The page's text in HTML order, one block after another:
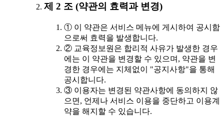
제 2 조 (약관의 효력과 변경)
① 이 약관은 서비스 메뉴에 게시하여 공시함
으로써 효력을 발생합니다.
② 교육정보원은 합리적 사유가 발생한 경우
에는 이 약관을 변경할 수 있으며, 약관을 변
경한 경우에는 지체없이 "공지사항"을 통해
공시합니다.
③ 이용자는 변경된 약관사항에 동의하지 않
으면, 언제나 서비스 이용을 중단하고 이용계
약을 해지할 수 있습니다.